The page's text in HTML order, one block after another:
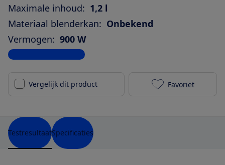
Maximale inhoud: 1,2 l
Materiaal blenderkan: Onbekend
Vermogen: 900 W
Bekijk alle specificaties
Vergelijk dit product Nutribullet
Favoriet
TestresultaatSpecificaties